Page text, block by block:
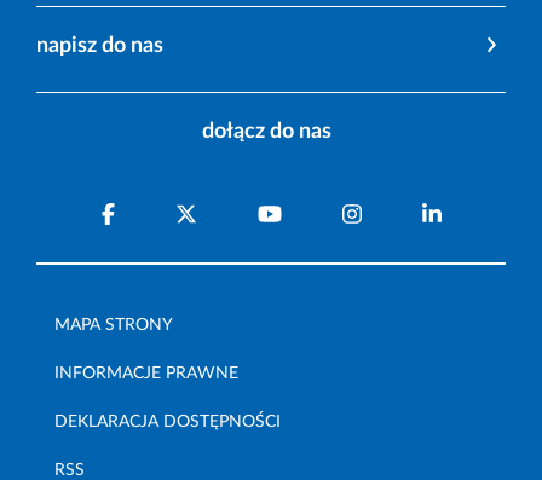
napisz do nas
dołącz do nas
MAPA STRONY
INFORMACJE PRAWNE
DEKLARACJA DOSTĘPNOŚCI
RSS